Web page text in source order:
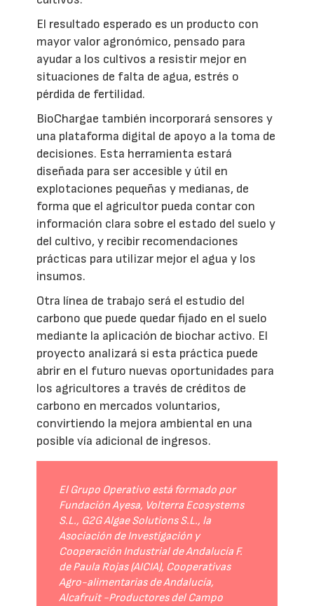
El resultado esperado es un producto con
mayor valor agronómico, pensado para
ayudar a los cultivos a resistir mejor en
situaciones de falta de agua, estrés o
pérdida de fertilidad.
BioChargae también incorporará sensores y
una plataforma digital de apoyo a la toma de
decisiones. Esta herramienta estará
diseñada para ser accesible y útil en
explotaciones pequeñas y medianas, de
forma que el agricultor pueda contar con
información clara sobre el estado del suelo y
del cultivo, y recibir recomendaciones
prácticas para utilizar mejor el agua y los
insumos.
Otra línea de trabajo será el estudio del
carbono que puede quedar fijado en el suelo
mediante la aplicación de biochar activo. El
proyecto analizará si esta práctica puede
abrir en el futuro nuevas oportunidades para
los agricultores a través de créditos de
carbono en mercados voluntarios,
convirtiendo la mejora ambiental en una
posible vía adicional de ingresos.
El Grupo Operativo está formado por
Fundación Ayesa, Volterra Ecosystems
S.L., G2G Algae Solutions S.L., la
Asociación de Investigación y
Cooperación Industrial de Andalucía F.
de Paula Rojas (AICIA), Cooperativas
Agro-alimentarias de Andalucía,
Alcafruit -Productores del Campo